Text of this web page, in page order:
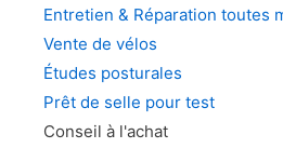
Entretien & Réparation toutes
Vente de vélos
Études posturales
Prêt de selle pour test
Conseil à l'achat